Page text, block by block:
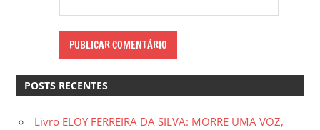
POSTS RECENTES
Livro ELOY FERREIRA DA SILVA: MORRE UMA VOZ,